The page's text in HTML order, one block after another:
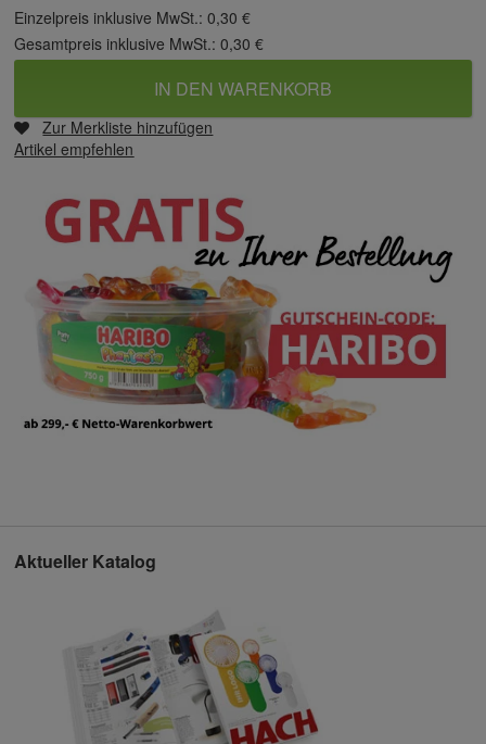
Einzelpreis inklusive MwSt.:0,30 €
Gesamtpreis inklusive MwSt.:0,30 €
IN DEN WARENKORB
Zur Merkliste hinzufügen
Artikel empfehlen
Aktueller Katalog